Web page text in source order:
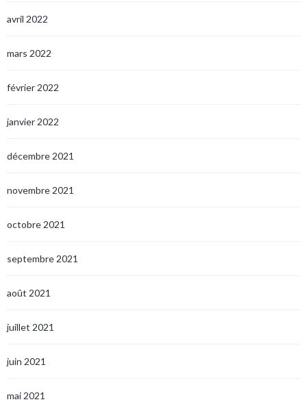
avril 2022
mars 2022
février 2022
janvier 2022
décembre 2021
novembre 2021
octobre 2021
septembre 2021
août 2021
juillet 2021
juin 2021
mai 2021